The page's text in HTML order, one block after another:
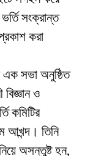
সংক্রান্ত
করা
এক সভা অনুষ্ঠিত
ও
কমিটির
তিনি
অসন্তুষ্ট হন,